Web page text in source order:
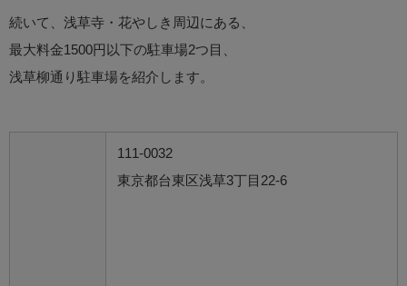
続いて、浅草寺・花やしき周辺にある、
最大料金1500円以下の駐車場2つ目、
浅草柳通り駐車場を紹介します。
111-0032
東京都台東区浅草3丁目22-6